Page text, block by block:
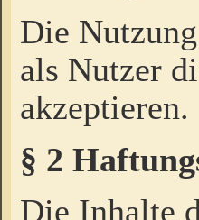
Die
als Nutzer
akzeptieren.
§ 2
Die Inhalte